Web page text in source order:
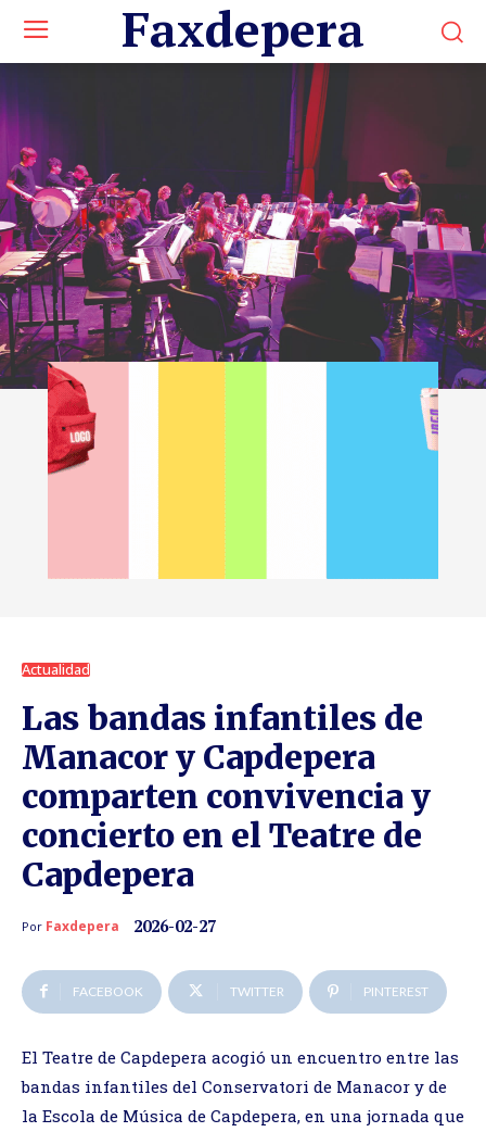
Faxdepera
Actualidad
Las bandas infantiles de
Manacor y Capdepera
comparten convivencia y
concierto en el Teatre de
Capdepera
Por Faxdepera 2026-02-27
FACEBOOK TWITTER PINTEREST
El Teatre de Capdepera acogió un encuentro entre las
bandas infantiles del Conservatori de Manacor y de
la Escola de Música de Capdepera, en una jornada que